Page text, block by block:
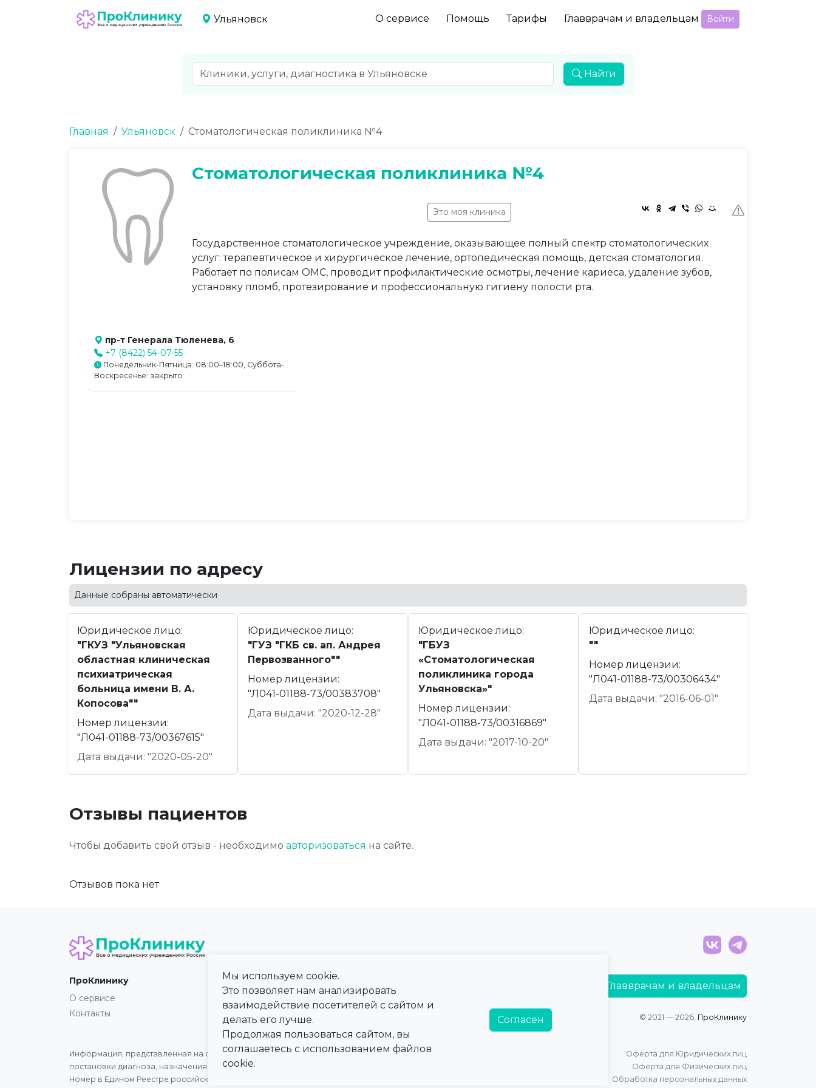
Ульяновск О сервисе Помощь Тарифы Главврачам и владельцам Войти
Найти
Главная Ульяновск Стоматологическая поликлиника №4
Стоматологическая поликлиника №4
Это моя клиника
Государственное стоматологическое учреждение, оказывающее полный спектр стоматологических
услуг: терапевтическое и хирургическое лечение, ортопедическая помощь, детская стоматология.
Работает по полисам ОМС, проводит профилактические осмотры, лечение кариеса, удаление зубов,
установку пломб, протезирование и профессиональную гигиену полости рта.
пр-т Генерала Тюленева, 6
+7 (8422) 54-07-55
Понедельник-Пятница: 08:00–18:00, Суббота-
Воскресенье: закрыто
Лицензии по адресу
Данные собраны автоматически
Юридическое лицо:
"ГКУЗ "Ульяновская
областная клиническая
психиатрическая
больница имени В. А.
Копосова""
Номер лицензии:
"Л041-01188-73/00367615"
Дата выдачи: "2020-05-20"
Юридическое лицо:
"ГУЗ "ГКБ св. ап. Андрея
Первозванного""
Номер лицензии:
"Л041-01188-73/00383708"
Дата выдачи: "2020-12-28"
Юридическое лицо:
"ГБУЗ
«Стоматологическая
поликлиника города
Ульяновска»"
Номер лицензии:
"Л041-01188-73/00316869"
Дата выдачи: "2017-10-20"
Юридическое лицо:
""
Номер лицензии:
"Л041-01188-73/00306434"
Дата выдачи: "2016-06-01"
Отзывы пациентов
Чтобы добавить свой отзыв - необходимо авторизоваться на сайте.
Отзывов пока нет
ПроКлинику
О сервисе
Контакты
Карта сайта
Регионы
Города
Справочная информация
Главврачам и владельцам
© 2021 — 2026, ПроКлинику
Информация, представленная на сайте, не может быть использована для
постановки диагноза, назначения лечения и не заменяет прием врача.
Номер в Едином Реестре российского ПО:
Оферта для Юридических лиц
Оферта для Физических лиц
Обработка персональных данных
Мы используем cookie.
Это позволяет нам анализировать
взаимодействие посетителей с сайтом и
делать его лучше.
Продолжая пользоваться сайтом, вы
соглашаетесь с использованием файлов
cookie.
Согласен